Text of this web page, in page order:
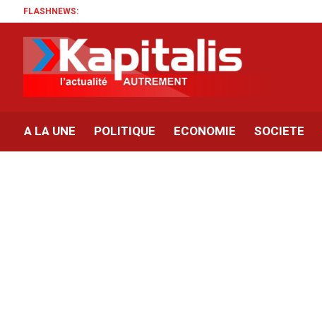
FLASHNEWS:
A LA UNE POLITIQUE ECONOMIE SOCIETE